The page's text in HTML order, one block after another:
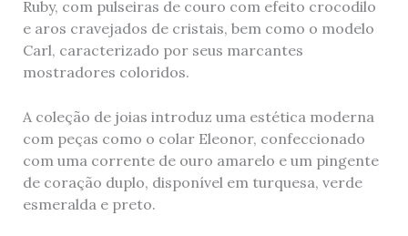
Ruby, com pulseiras de couro com efeito crocodilo
e aros cravejados de cristais, bem como o modelo
Carl, caracterizado por seus marcantes
mostradores coloridos.
A coleção de joias introduz uma estética moderna
com peças como o colar Eleonor, confeccionado
com uma corrente de ouro amarelo e um pingente
de coração duplo, disponível em turquesa, verde
esmeralda e preto.